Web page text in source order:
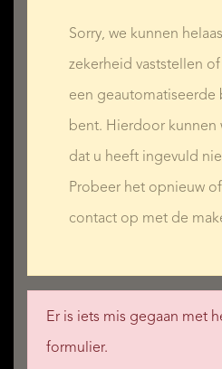
Sorry, we kunnen
zekerheid vaststellen
een geautomatiseerde
bent. Hierdoor kunnen
dat u heeft ingevuld
Probeer het opnieuw
contact op met de
Er is iets mis gegaan met
formulier.